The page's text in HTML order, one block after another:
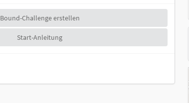
Bound-Challenge erstellen
Start-Anleitung